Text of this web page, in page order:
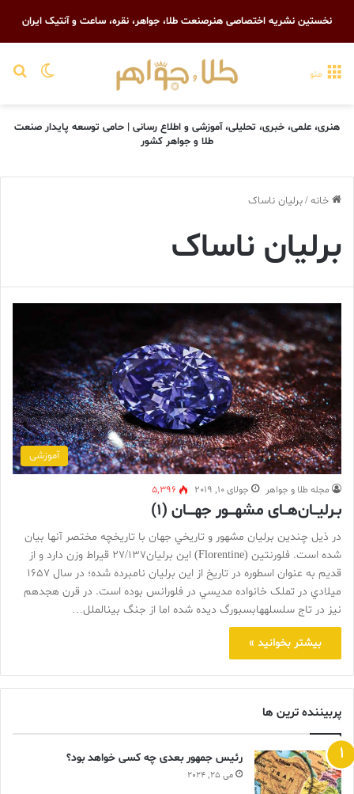
نخستین نشریه اختصاصی هنرصنعت طلا، جواهر، نقره، ساعت و آنتیک ایران
تغییر منو
هنری، علمی، خبری، تحلیلی، آموزشی و اطلاع رسانی | حامی توسعه پایدار صنعت
طلا و جواهر کشور
خانه/برليان ناساک
برليان ناساک
آموزشی
مجله طلا و جواهر جولای 10, 2019 5,396
بـرلیـــان‌هـــای مشهــــور جهـــــان (۱)
در ذيل چندين برليان مشهور و تاريخي جهان با تاريخچه مختصر آنها بيان
شده است. فلورنتين (Florentine) اين برليان27/137 قيراط وزن دارد و از
قديم به عنوان اسطوره در تاريخ از اين برليان نامبرده شده؛ در سال 1657
ميلادي در تملک خانواده مديسي در فلورانس بوده است. در قرن هجدهم
نيز در تاج سلسلههابسبورگ ديده شده اما از جنگ بينالملل…
بیشتر بخوانید »
پربیننده ترین ها
رئیس جمهور بعدی چه کسی خواهد بود؟
می 25, 2024